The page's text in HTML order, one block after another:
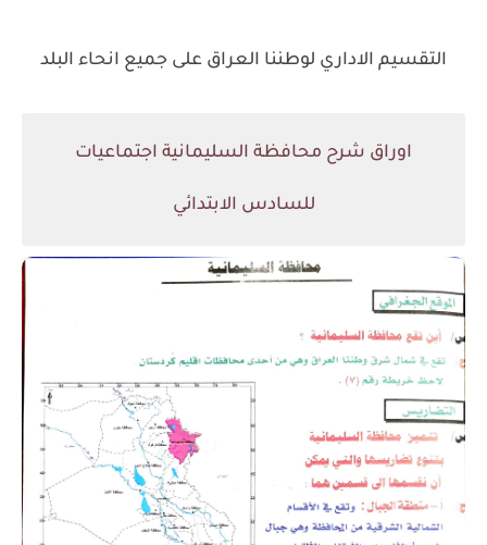
التقسيم الاداري لوطننا العراق على جميع انحاء البلد
اوراق شرح محافظة السليمانية اجتماعيات
للسادس الابتدائي